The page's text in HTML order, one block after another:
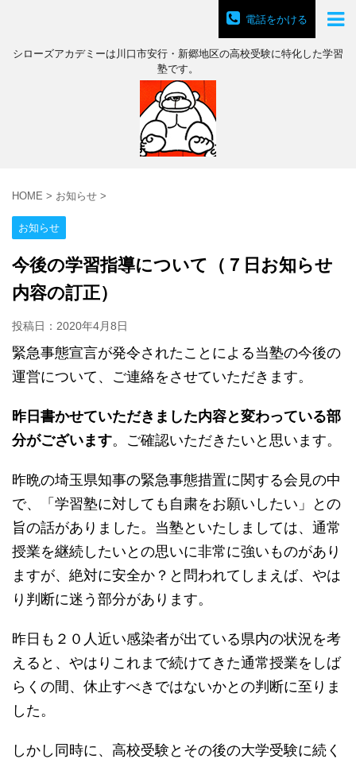
電話をかける
シローズアカデミーは川口市安行・新郷地区の高校受験に特化した学習
塾です。
HOME > お知らせ >
お知らせ
今後の学習指導について（７日お知らせ
内容の訂正）
投稿日： 2020年4月8日
緊急事態宣言が発令されたことによる当塾の今後の
運営について、ご連絡をさせていただきます。
昨日書かせていただきました内容と変わっている部
分がございます。ご確認いただきたいと思います。
昨晩の埼玉県知事の緊急事態措置に関する会見の中
で、「学習塾に対しても自粛をお願いしたい」との
旨の話がありました。当塾といたしましては、通常
授業を継続したいとの思いに非常に強いものがあり
ますが、絶対に安全か？と問われてしまえば、やは
り判断に迷う部分があります。
昨日も２０人近い感染者が出ている県内の状況を考
えると、やはりこれまで続けてきた通常授業をしば
らくの間、休止すべきではないかとの判断に至りま
した。
しかし同時に、高校受験とその後の大学受験に続く